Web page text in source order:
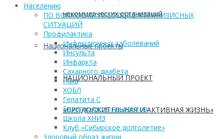
некоммерческих организаций
Национальные проекты
НАЦИОНАЛЬНЫЙ ПРОЕКТ
«ПРОДОЛЖИТЕЛЬНАЯ И АКТИВНАЯ ЖИЗНЬ»
Населению
ПО ВОПРОСАМ ПРЕОДОЛЕНИЯ КРИЗИСНЫХ
СИТУАЦИЙ
Профилактика
Инфекционных заболеваний
Инсульта
Инфаркта
Сахарного диабета
Рака
ХОБЛ
Гепатита С
Безопасность пациентов
Школа ХНИЗ
Клуб «Сибирское долголетие»
Здоровый образ жизни